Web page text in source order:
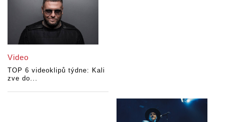
Video
TOP 6 videoklipů týdne: Kali
zve do...